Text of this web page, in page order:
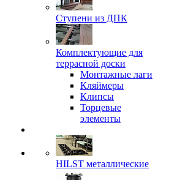
Ступени из ДПК
Комплектующие для
террасной доски
Монтажные лаги
Кляймеры
Клипсы
Торцевые
элементы
HILST металлические